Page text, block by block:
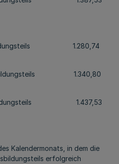
1.280,74
1.340,80
1.437,53
Kalendermonats, in dem die
erfolgreich